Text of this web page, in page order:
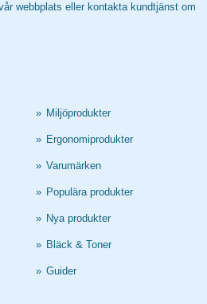
webbplats eller kontakta kundtjänst om
» Miljöprodukter
» Ergonomiprodukter
» Varumärken
» Populära produkter
» Nya produkter
» Bläck & Toner
» Guider